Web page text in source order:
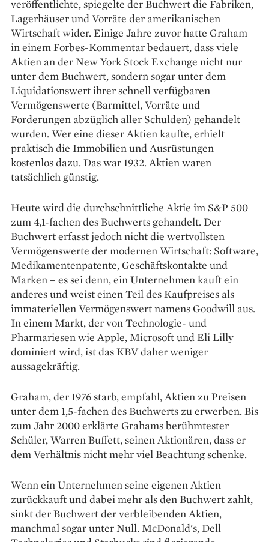
veröffentlichte, spiegelte der Buchwert die Fabriken,
Lagerhäuser und Vorräte der amerikanischen
Wirtschaft wider. Einige Jahre zuvor hatte Graham
in einem Forbes-Kommentar bedauert, dass viele
Aktien an der New York Stock Exchange nicht nur
unter dem Buchwert, sondern sogar unter dem
Liquidationswert ihrer schnell verfügbaren
Vermögenswerte (Barmittel, Vorräte und
Forderungen abzüglich aller Schulden) gehandelt
wurden. Wer eine dieser Aktien kaufte, erhielt
praktisch die Immobilien und Ausrüstungen
kostenlos dazu. Das war 1932. Aktien waren
tatsächlich günstig.
Heute wird die durchschnittliche Aktie im S&P 500
zum 4,1-fachen des Buchwerts gehandelt. Der
Buchwert erfasst jedoch nicht die wertvollsten
Vermögenswerte der modernen Wirtschaft: Software,
Medikamentenpatente, Geschäftskontakte und
Marken – es sei denn, ein Unternehmen kauft ein
anderes und weist einen Teil des Kaufpreises als
immateriellen Vermögenswert namens Goodwill aus.
In einem Markt, der von Technologie- und
Pharmariesen wie Apple, Microsoft und Eli Lilly
dominiert wird, ist das KBV daher weniger
aussagekräftig.
Graham, der 1976 starb, empfahl, Aktien zu Preisen
unter dem 1,5-fachen des Buchwerts zu erwerben. Bis
zum Jahr 2000 erklärte Grahams berühmtester
Schüler, Warren Buffett, seinen Aktionären, dass er
dem Verhältnis nicht mehr viel Beachtung schenke.
Wenn ein Unternehmen seine eigenen Aktien
zurückkauft und dabei mehr als den Buchwert zahlt,
sinkt der Buchwert der verbleibenden Aktien,
manchmal sogar unter Null. McDonald's, Dell